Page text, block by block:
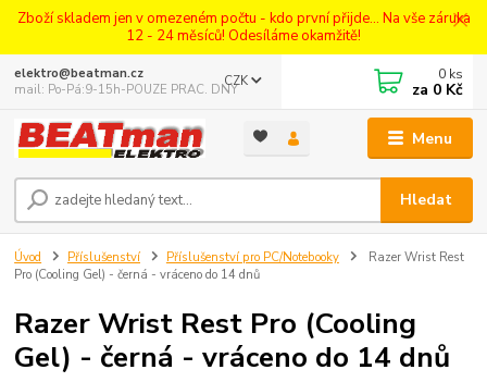
Zboží skladem jen v omezeném počtu - kdo první přijde... Na vše záruka
12 - 24 měsíců! Odesíláme okamžitě!
Menu
CZK
Hledat
elektro@beatman.cz
mail: Po-Pá:9-15h-POUZE PRAC. DNY
0 ks
za 0 Kč
Úvod Příslušenství Příslušenství pro PC/Notebooky
Razer Wrist Rest
Pro (Cooling Gel) - černá - vráceno do 14 dnů
Razer Wrist Rest Pro (Cooling
Gel) - černá - vráceno do 14 dnů